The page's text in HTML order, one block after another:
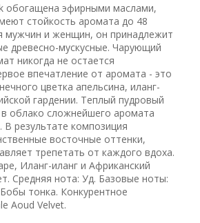
обогащена эфирными маслами,
стойкость аромата до 48
мужчин и женщин, он принадлежит
древесно-мускусные. Чарующий
никогда не остается
впечатление от аромата - это
цветка апельсина, иланг-
гардении. Теплый пудровый
в облако сложнейшего аромата
В результате композиция
восточные оттенки,
трепетать от каждого вдоха.
Иланг-иланг и Африканский
Средняя нота: Уд. Базовые ноты:
тонка. Конкурентное
Aoud Velvet.